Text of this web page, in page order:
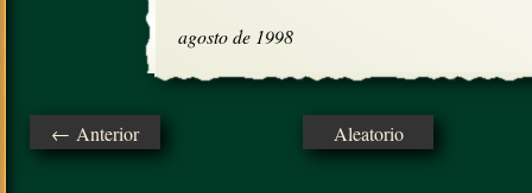
agosto de 1998
← Anterior Aleatorio